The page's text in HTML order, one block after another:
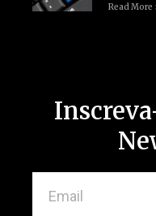
Read More